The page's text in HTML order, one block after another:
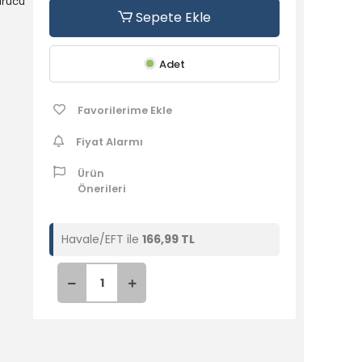
Sepete Ekle
Adet
Favorilerime Ekle
Fiyat Alarmı
Ürün
Önerileri
Havale/EFT ile 166,99 TL